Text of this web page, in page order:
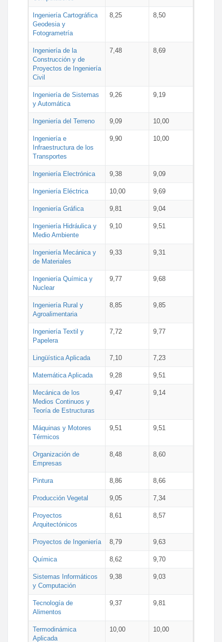
Ingeniería Cartográfica
Geodesia y
Fotogrametría
8,25 8,50
Ingeniería de la
Construcción y de
Proyectos de Ingeniería
Civil
7,48 8,69
Ingeniería de Sistemas
y Automática
9,26 9,19
Ingeniería del Terreno 9,09 10,00
Ingeniería e
Infraestructura de los
Transportes
9,90 10,00
Ingeniería Electrónica 9,38 9,09
Ingeniería Eléctrica 10,00 9,69
Ingeniería Gráfica 9,81 9,04
Ingeniería Hidráulica y
Medio Ambiente
9,10 9,51
Ingeniería Mecánica y
de Materiales
9,33 9,31
Ingeniería Química y
Nuclear
9,77 9,68
Ingeniería Rural y
Agroalimentaria
8,85 9,85
Ingeniería Textil y
Papelera
7,72 9,77
Lingüística Aplicada 7,10 7,23
Matemática Aplicada 9,28 9,51
Mecánica de los
Medios Continuos y
Teoría de Estructuras
9,47 9,14
Máquinas y Motores
Térmicos
9,51 9,51
Organización de
Empresas
8,48 8,60
Pintura 8,86 8,66
Producción Vegetal 9,05 7,34
Proyectos
Arquitectónicos
8,61 8,57
Proyectos de Ingeniería 8,79 9,63
Química 8,62 9,70
Sistemas Informáticos
y Computación
9,38 9,03
Tecnología de
Alimentos
9,37 9,81
Termodinámica
Aplicada
10,00 10,00